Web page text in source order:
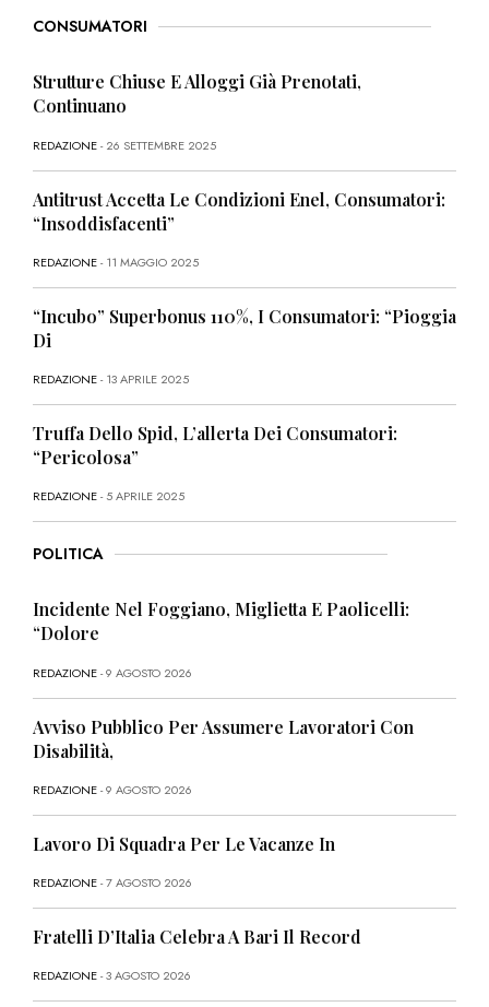
CONSUMATORI
Strutture Chiuse E Alloggi Già Prenotati,
Continuano
REDAZIONE- 26 SETTEMBRE 2025
Antitrust Accetta Le Condizioni Enel, Consumatori:
“Insoddisfacenti”
REDAZIONE- 11 MAGGIO 2025
“Incubo” Superbonus 110%, I Consumatori: “Pioggia
Di
REDAZIONE- 13 APRILE 2025
Truffa Dello Spid, L’allerta Dei Consumatori:
“Pericolosa”
REDAZIONE- 5 APRILE 2025
POLITICA
Incidente Nel Foggiano, Miglietta E Paolicelli:
“Dolore
REDAZIONE- 9 AGOSTO 2026
Avviso Pubblico Per Assumere Lavoratori Con
Disabilità,
REDAZIONE- 9 AGOSTO 2026
Lavoro Di Squadra Per Le Vacanze In
REDAZIONE- 7 AGOSTO 2026
Fratelli D’Italia Celebra A Bari Il Record
REDAZIONE- 3 AGOSTO 2026